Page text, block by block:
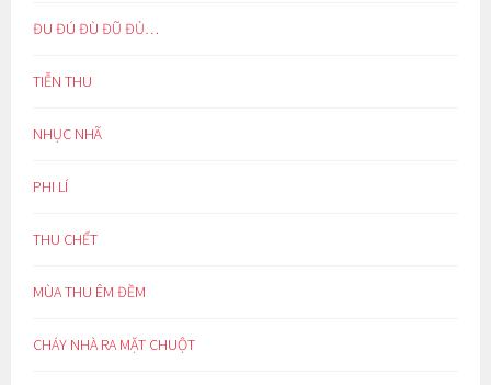
ĐU ĐÚ ĐÙ ĐŨ ĐỦ…
TIỄN THU
NHỤC NHÃ
PHI LÍ
THU CHẾT
MÙA THU ÊM ĐỀM
CHÁY NHÀ RA MẶT CHUỘT